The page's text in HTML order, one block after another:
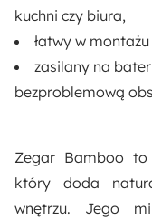
Cichy
kuchni czy biura,
łatwy w montażu
zasilany na
bezproblemową
Zegar Bamboo to
który doda
wnętrzu. Jego